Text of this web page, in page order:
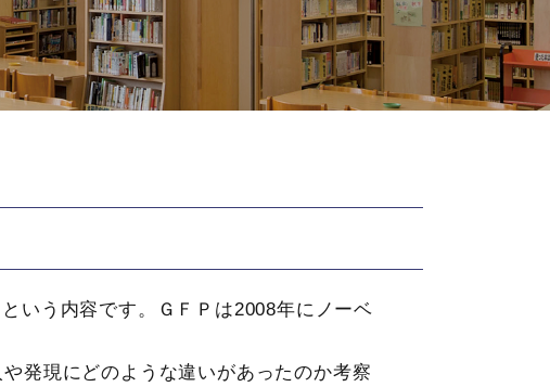
いう内容です。ＧＦＰは2008年にノーベ
発現にどのような違いがあったのか考察